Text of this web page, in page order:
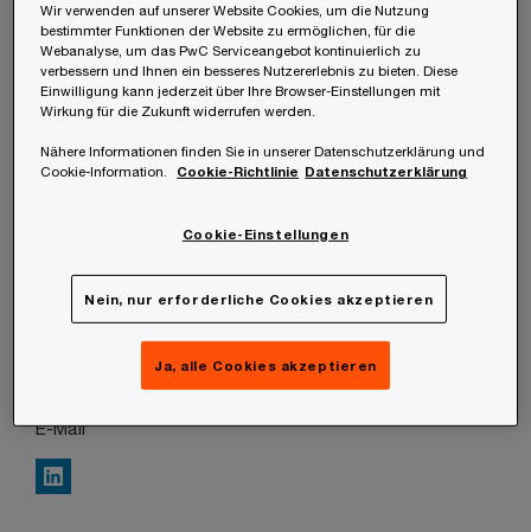
Thomas Kastner ist Manager bei PwC und seit
mehr als 8 Jahren im Bereich IT-Security tätig.
Sein Fokus liegt in der Etablierung von Incident &
Threat Management Fähigkeiten in Unternehmen
und einem zielgerichteten Ansatz zur Vermeidung,
Contact details
E-Mail
LinkedIn
Wir verwenden auf unserer Website Cookies, um die Nutzung
bestimmter Funktionen der Website zu ermöglichen, für die
Webanalyse, um das PwC Serviceangebot kontinuierlich zu
verbessern und Ihnen ein besseres Nutzererlebnis zu bieten. Diese
Einwilligung kann jederzeit über Ihre Browser-Einstellungen mit
Wirkung für die Zukunft widerrufen werden.
Nähere Informationen finden Sie in unserer Datenschutzerklärung und
Cookie-Information.
Cookie-Richtlinie Datenschutzerklärung
Cookie-Einstellungen
Nein, nur erforderliche Cookies akzeptieren
Ja, alle Cookies akzeptieren